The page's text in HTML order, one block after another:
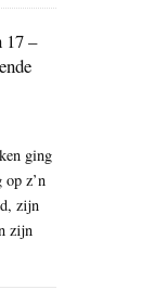
17 –
ging
op z’n
zijn
zijn